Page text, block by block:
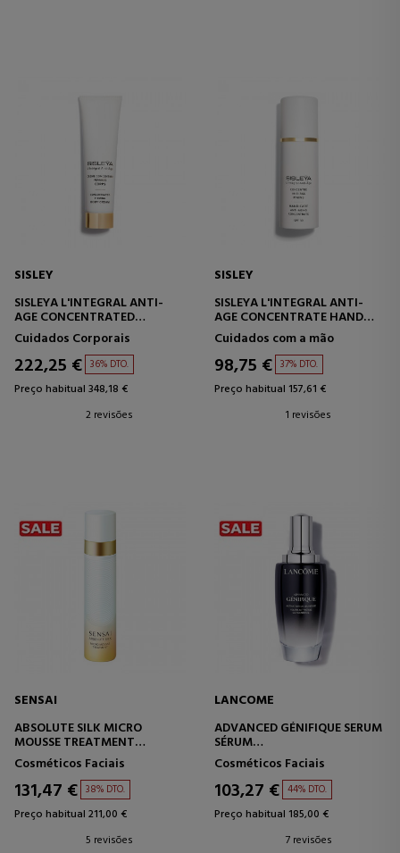
SISLEY
SISLEYA L'INTEGRAL ANTI-
AGE CONCENTRATED
FIRMING BODY CREAM
CREME FIRMADOR CORPORAL
Cuidados Corporais
222,25 € 36% DTO.
Preço habitual 348,18 €
2 revisões
SISLEY
SISLEYA L'INTEGRAL ANTI-
AGE CONCENTRATE HAND
CARE
CREME
ANTIENVELHECIMENTO PARA
AS MÃOS
Cuidados com a mão
98,75 € 37% DTO.
Preço habitual 157,61 €
1 revisões
SENSAI
ABSOLUTE SILK MICRO
MOUSSE TREATMENT
MOUSSE DE TRATAMENTO
ANTIENVELHECIMENTO
Cosméticos Faciais
131,47 € 38% DTO.
Preço habitual 211,00 €
5 revisões
LANCOME
ADVANCED GÉNIFIQUE SERUM
SÉRUM
ANTIENVELHECIMENTO
CONCENTRADO
Cosméticos Faciais
103,27 € 44% DTO.
Preço habitual 185,00 €
7 revisões